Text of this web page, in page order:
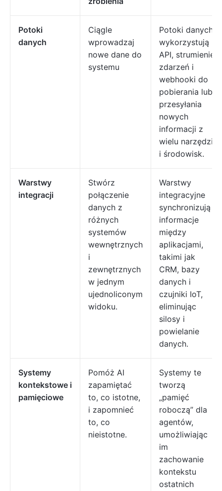
Potoki
danych
Ciągle
wprowadzaj
nowe dane do
systemu
Potoki danych
wykorzystują
API, strumienie
zdarzeń i
webhooki do
pobierania lub
przesyłania
nowych
informacji z
wielu narzędzi
i środowisk.
Warstwy
integracji
Stwórz
połączenie
danych z
różnych
systemów
wewnętrznych
i
zewnętrznych
w jednym
ujednoliconym
widoku.
Warstwy
integracyjne
synchronizują
informacje
między
aplikacjami,
takimi jak
CRM, bazy
danych i
czujniki IoT,
eliminując
silosy i
powielanie
danych.
Systemy
kontekstowe i
pamięciowe
Pomóż AI
zapamiętać
to, co istotne,
i zapomnieć
to, co
nieistotne.
Systemy te
tworzą
„pamięć
roboczą” dla
agentów,
umożliwiając
im
zachowanie
kontekstu
ostatnich